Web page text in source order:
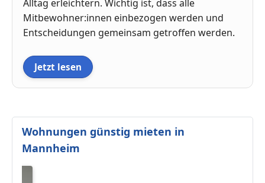
Alltag erleichtern. Wichtig ist, dass alle
Mitbewohner:innen einbezogen werden und
Entscheidungen gemeinsam getroffen werden.
Jetzt lesen
Wohnungen günstig mieten in
Mannheim